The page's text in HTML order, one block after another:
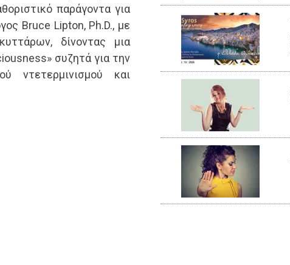
παράγοντα για
Bruce Lipton, Ph.D., με
δίνοντας μια
συζητά για την
ντετερμινισμού και